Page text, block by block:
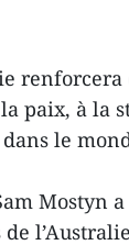
paix, à la
le
Mostyn